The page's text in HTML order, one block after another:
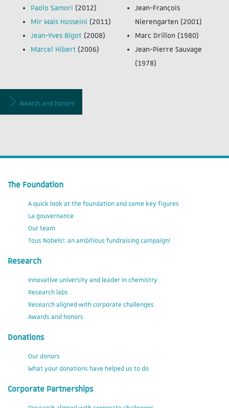
Paolo Samori (2012)
Mir Wais Hosseini (2011)
Jean-Yves Bigot (2008)
Marcel Hibert (2006)
Jean-François
Nierengarten (2001)
Marc Drillon (1980)
Jean-Pierre Sauvage
(1978)
Awards and honors
The Foundation
A quick look at the foundation and some key figures
La gouvernance
Our team
Tous Nobels!: an ambitious fundraising campaign!
Research
Innovative university and leader in chemistry
Research labs
Research aligned with corporate challenges
Awards and honors
Donations
Our donors
What your donations have helped us to do
Corporate Partnerships